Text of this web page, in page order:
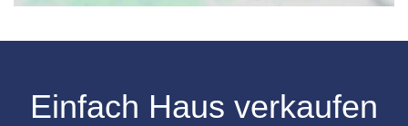
Einfach Haus verkaufen